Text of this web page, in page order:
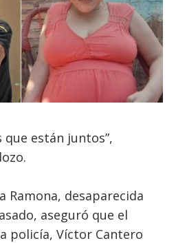
que están juntos”,
Ramona, desaparecida
aseguró que el
policía, Víctor Cantero